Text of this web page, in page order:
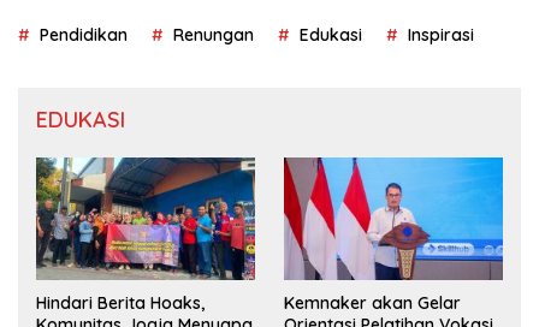
Pendidikan Renungan Edukasi Inspirasi
EDUKASI
Hindari Berita Hoaks,
Kemnaker akan Gelar